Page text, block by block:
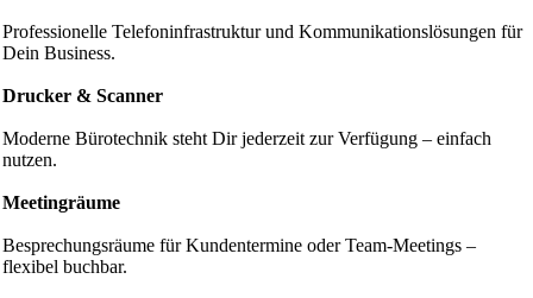
Professionelle Telefoninfrastruktur und Kommunikationslösungen für
Dein Business.
Drucker & Scanner
Moderne Bürotechnik steht Dir jederzeit zur Verfügung – einfach
nutzen.
Meetingräume
Besprechungsräume für Kunden­termine oder Team-Meetings –
flexibel buchbar.